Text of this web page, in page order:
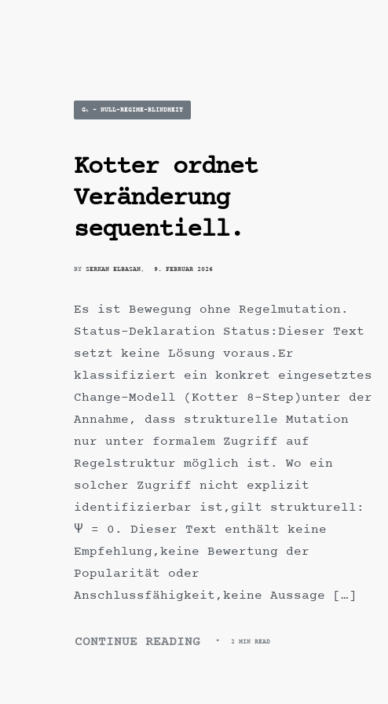
Posted
G₅ – NULL-REGIME-BLINDHEIT
Kotter ordnet
Veränderung
sequentiell.
BYSERKAN ELBASAN 9. FEBRUAR 2026
Es ist Bewegung ohne Regelmutation.
Status-Deklaration Status:Dieser Text
setzt keine Lösung voraus.Er
klassifiziert ein konkret eingesetztes
Change-Modell (Kotter 8-Step)unter der
Annahme, dass strukturelle Mutation
nur unter formalem Zugriff auf
Regelstruktur möglich ist. Wo ein
solcher Zugriff nicht explizit
identifizierbar ist,gilt strukturell:
Ψ = 0. Dieser Text enthält keine
Empfehlung,keine Bewertung der
Popularität oder
Anschlussfähigkeit,keine Aussage […]
CONTINUE READING 2 MIN READ